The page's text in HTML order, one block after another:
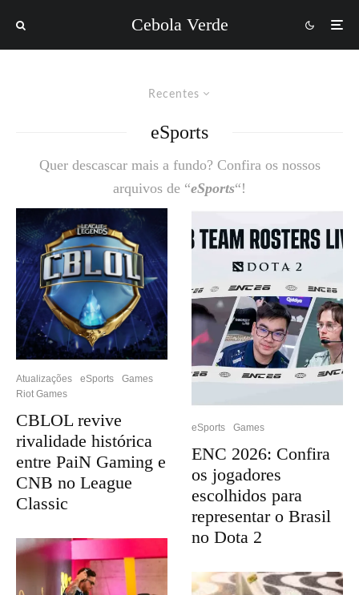
Cebola Verde
Recentes
eSports
Quer descascar mais a fundo? Confira os nossos
arquivos de “eSports“!
Atualizações eSports
Games
Riot Games
CBLOL revive
rivalidade histórica
entre PaiN Gaming e
CNB no League
Classic
eSports Games
ENC 2026: Confira
os jogadores
escolhidos para
representar o Brasil
no Dota 2